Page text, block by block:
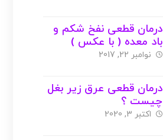
درمان قطعی نفخ شکم و
باد معده ( با عکس )
نوامبر 22, 2017
درمان قطعی عرق زیر بغل
چیست ؟
اکتبر 3, 2020